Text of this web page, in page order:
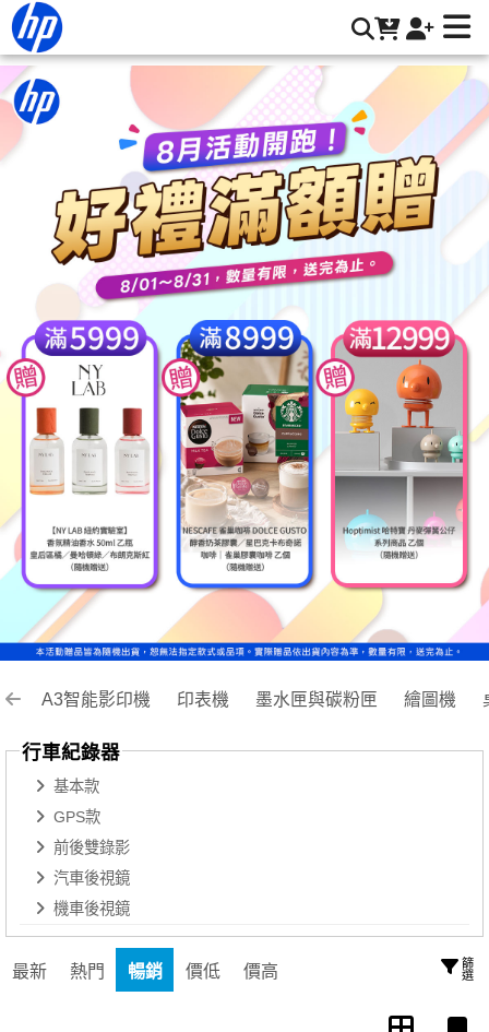
機車後視鏡 | HP® 惠普台灣原廠購物網
A3智能影印機 印表機 墨水匣與碳粉匣 繪圖機
行車紀錄器
基本款
GPS款
前後雙錄影
汽車後視鏡
機車後視鏡
最新 熱門 暢銷 價低 價高 篩選